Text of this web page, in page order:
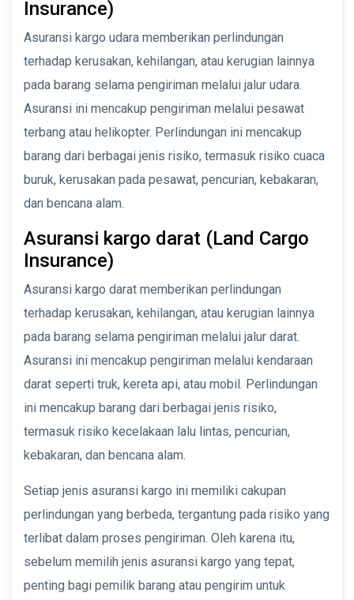
Insurance)
Asuransi kargo udara memberikan perlindungan
terhadap kerusakan, kehilangan, atau kerugian lainnya
pada barang selama pengiriman melalui jalur udara.
Asuransi ini mencakup pengiriman melalui pesawat
terbang atau helikopter. Perlindungan ini mencakup
barang dari berbagai jenis risiko, termasuk risiko cuaca
buruk, kerusakan pada pesawat, pencurian, kebakaran,
dan bencana alam.
Asuransi kargo darat (Land Cargo
Insurance)
Asuransi kargo darat memberikan perlindungan
terhadap kerusakan, kehilangan, atau kerugian lainnya
pada barang selama pengiriman melalui jalur darat.
Asuransi ini mencakup pengiriman melalui kendaraan
darat seperti truk, kereta api, atau mobil. Perlindungan
ini mencakup barang dari berbagai jenis risiko,
termasuk risiko kecelakaan lalu lintas, pencurian,
kebakaran, dan bencana alam.
Setiap jenis asuransi kargo ini memiliki cakupan
perlindungan yang berbeda, tergantung pada risiko yang
terlibat dalam proses pengiriman. Oleh karena itu,
sebelum memilih jenis asuransi kargo yang tepat,
penting bagi pemilik barang atau pengirim untuk